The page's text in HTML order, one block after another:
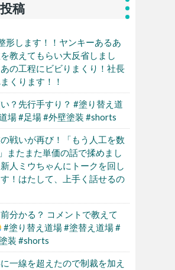
稿
形します！！ヤンキーあるあ
教えてもらい大反省しまし
の工程にビビりまくり！社長
くります！！
？先行手すり？ #塗り替え道
場 #足場 #外壁塗装 #shorts
戦いが再び！「もう人工を数
またまた単価の話で揉めまし
人ミウちゃんにトークを回し
！はたして、上手く話せるの
分かる？ コメントで教えて
#塗り替え道場 #塗替え道場 #
装 #shorts
一線を超えたので制裁を加え